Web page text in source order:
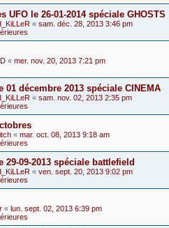
UFO le 26-01-2014 spéciale GHOSTS
« sam. déc. 28, 2013 3:46 pm
« mer. nov. 20, 2013 7:21 pm
01 décembre 2013 spéciale CINEMA
« sam. nov. 02, 2013 2:35 pm
« mar. oct. 08, 2013 9:18 am
29-09-2013 spéciale battlefield
« ven. sept. 20, 2013 9:02 pm
« lun. sept. 02, 2013 6:39 pm